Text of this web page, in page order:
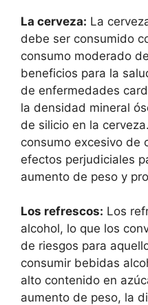
La cerveza: La
debe ser consumido
consumo moderado
beneficios para la
de enfermedades
la densidad mineral
de silicio en la
consumo excesivo de
efectos perjudiciales
aumento de peso y
Los refrescos: Los
alcohol, lo que los
de riesgos para
consumir bebidas
alto contenido en
aumento de peso, la